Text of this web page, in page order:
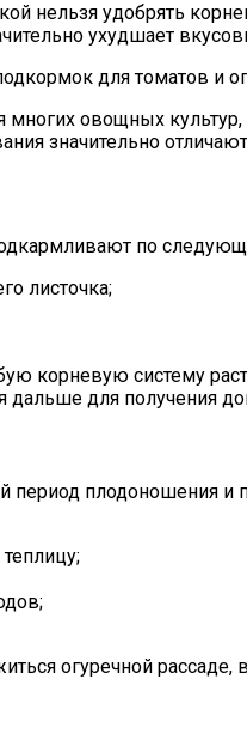
нельзя удобрять
ухудшает
для томатов и
овощных культур,
значительно
по
листочка;
корневую систему
дальше для получения
период плодоношения
огуречной